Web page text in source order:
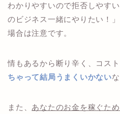
わかりやすいので拒否しやす
のビジネス一緒にやりたい！
場合は注意です。
情もあるから断り辛く、コス
ちゃって結局うまくいかない
また、 あなたのお金を稼ぐた